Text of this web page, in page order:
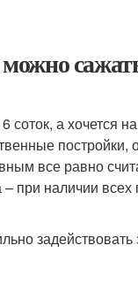
а хочется
постройки,
все равно
при наличии всех
задействовать